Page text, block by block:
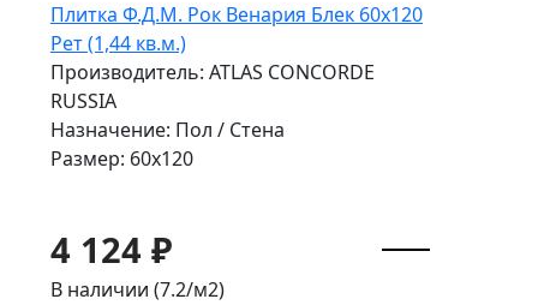
Плитка Ф.Д.М. Pок Венария Блек 60x120
Рет (1,44 кв.м.)
Производитель: ATLAS CONCORDE
RUSSIA
Назначение: Пол / Стена
Размер: 60x120
4 124 ₽
В наличии (7.2/м2)